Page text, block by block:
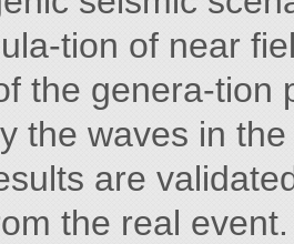
tion of near
the genera-tion
the waves in
are
the real event.